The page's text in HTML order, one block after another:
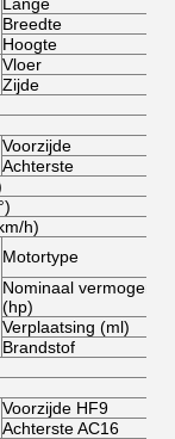
Breedte
Hoogte
Vloer
Zijde
Voorzijde
Achterste
h)
Motortype
Nominaal vermogen
(hp)
Verplaatsing (ml)
Brandstof
Voorzijde HF9
Achterste AC16